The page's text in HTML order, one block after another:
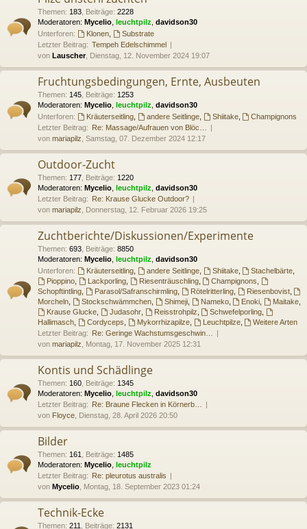
Themen: 183 Beiträge: 2228
Moderatoren: Mycelio leuchtpilz davidson30
Unterforen:
Klonen,
Substrate
Letzter Beitrag: Tempeh Edelschimmel
von Lauscher, Dienstag, 12. November 2024 19:07
Fruchtungsbedingungen, Ernte, Ausbeuten
Themen: 145 Beiträge: 1253
Moderatoren: Mycelio leuchtpilz davidson30
Unterforen:
Kräuterseitling, andere Seitlinge, Shiitake,
Champignons
Letzter Beitrag: Re: Massage/Aufrauen von Blöc…
von mariapilz , Samstag, 07. Dezember 2024 12:17
Outdoor-Zucht
Themen: 177 Beiträge: 1220
Moderatoren: Mycelio leuchtpilz davidson30
Letzter Beitrag: Re: Krause Glucke Outdoor?
von mariapilz , Donnerstag, 12. Februar 2026 19:25
Zuchtberichte/Diskussionen/Experimente
Themen: 693 Beiträge: 8850
Moderatoren: Mycelio leuchtpilz davidson30
Unterforen:
Kräuterseitling, andere Seitlinge, Shiitake, Stachelbärte
Pioppino, Lackporling, Riesenträuschling, Champignons
Schopftintling
Parasol/Safranschirmling, Rötelritterling, Riesenbovist,
Morcheln
Stockschwämmchen, Shimeji, Nameko, Enoki Maitake
Krause Glucke, Judasohr, Reisstrohpilz Schwefelporling
Hallimasch
Cordyceps Mykorrhizapilze, Leuchtpilze,
Weitere Arten
Letzter Beitrag: Re: Geringe Wachstumsgeschwin…
von mariapilz , Montag, 17. November 2025 12:31
Kontis und Schädlinge
Themen: 160 Beiträge: 1345
Moderatoren: Mycelio leuchtpilz davidson30
Letzter Beitrag: Re: Braune Flecken in Körnerb…
von Floyce , Dienstag, 28. April 2026 20:50
Bilder
Themen: 161 Beiträge: 1485
Moderatoren: Mycelio leuchtpilz
Letzter Beitrag: Re: pleurotus australis
von Mycelio , Montag, 18. September 2023 01:24
Technik-Ecke
Themen: 211 Beiträge: 2131